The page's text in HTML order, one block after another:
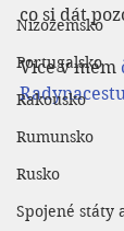
Nizozemsko
Portugalsko
Rakousko
Rumunsko
Rusko
Spojené státy
co si dát
Více v mém